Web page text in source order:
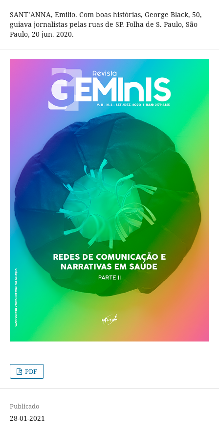
SANT’ANNA, Emilio. Com boas histórias, George Black, 50,
guiava jornalistas pelas ruas de SP. Folha de S. Paulo, São
Paulo, 20 jun. 2020.
PDF
Publicado
28-01-2021